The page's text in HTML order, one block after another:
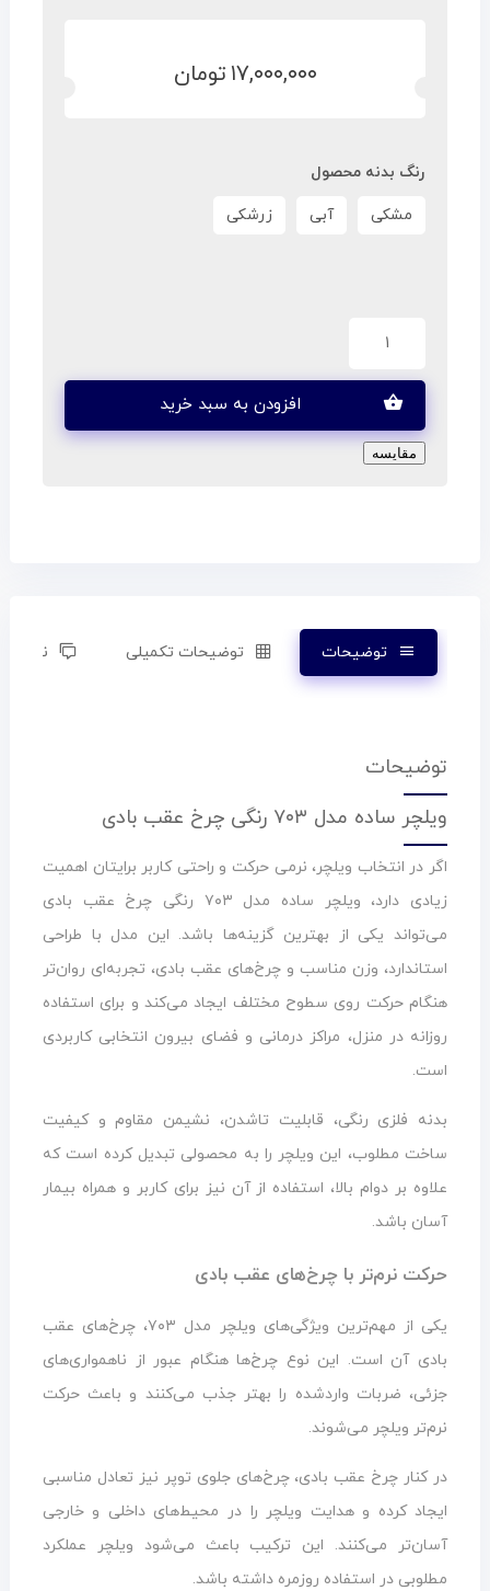
۱۷,۰۰۰,۰۰۰ تومان
رنگ بدنه محصول
مشکی آبی زرشکی
افزودن به سبد خرید
مقایسه
توضیحات توضیحات تکمیلی نظرات (۰)
توضیحات
ویلچر ساده مدل ۷۰۳ رنگی چرخ عقب بادی
اگر در انتخاب ویلچر، نرمی حرکت و راحتی کاربر برایتان اهمیت
زیادی دارد، ویلچر ساده مدل ۷۰۳ رنگی چرخ عقب بادی
می‌تواند یکی از بهترین گزینه‌ها باشد. این مدل با طراحی
استاندارد، وزن مناسب و چرخ‌های عقب بادی، تجربه‌ای روان‌تر
هنگام حرکت روی سطوح مختلف ایجاد می‌کند و برای استفاده
روزانه در منزل، مراکز درمانی و فضای بیرون انتخابی کاربردی
است.
بدنه فلزی رنگی، قابلیت تاشدن، نشیمن مقاوم و کیفیت
ساخت مطلوب، این ویلچر را به محصولی تبدیل کرده است که
علاوه بر دوام بالا، استفاده از آن نیز برای کاربر و همراه بیمار
آسان باشد.
حرکت نرم‌تر با چرخ‌های عقب بادی
یکی از مهم‌ترین ویژگی‌های ویلچر مدل ۷۰۳، چرخ‌های عقب
بادی آن است. این نوع چرخ‌ها هنگام عبور از ناهمواری‌های
جزئی، ضربات واردشده را بهتر جذب می‌کنند و باعث حرکت
نرم‌تر ویلچر می‌شوند.
در کنار چرخ عقب بادی، چرخ‌های جلوی توپر نیز تعادل مناسبی
ایجاد کرده و هدایت ویلچر را در محیط‌های داخلی و خارجی
آسان‌تر می‌کنند. این ترکیب باعث می‌شود ویلچر عملکرد
مطلوبی در استفاده روزمره داشته باشد.